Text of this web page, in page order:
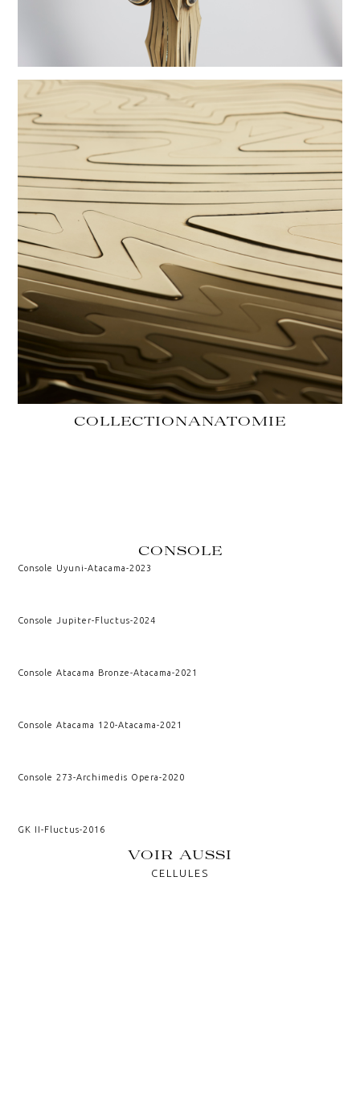
COLLECTIONANATOMIE
CONSOLE
Console Uyuni-Atacama-2023
Console Jupiter-Fluctus-2024
Console Atacama Bronze-Atacama-2021
Console Atacama 120-Atacama-2021
Console 273-Archimedis Opera-2020
GK II-Fluctus-2016
VOIR AUSSI
CELLULES